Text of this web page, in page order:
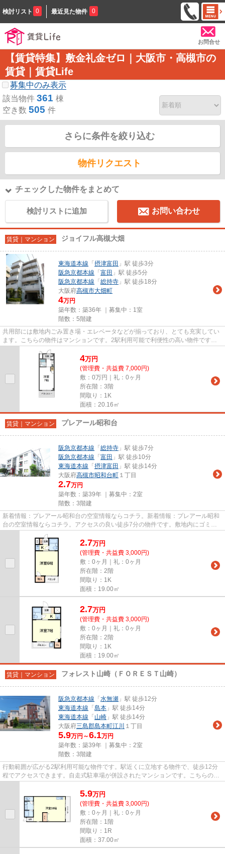
検討リスト 0 最近見た物件 0
お問合せ
【賃貸特集】敷金礼金ゼロ｜大阪市・高槻市の
賃貸｜賃貸Life
募集中のみ表示
該当物件 361 棟
空き数 505 件
さらに条件を絞り込む
物件リクエスト
チェックした物件をまとめて
検討リストに追加 お問い合わせ
賃貸｜マンション ジョイフル高槻大畑
東海道本線 「 摂津富田 」駅 徒歩3分
阪急京都本線 「 富田 」駅 徒歩5分
阪急京都本線 「 総持寺 」駅 徒歩18分
大阪府高槻市大畑町
4万円
築年数：築36年 ｜募集中： 1室
階数：5階建
共用部には敷地内ごみ置き場・エレベータなどが揃っており、とても充実してい
ます。こちらの物件はマンションです。2駅利用可能で利便性の高い物件です。
こちらの物件には自走式駐車場...
4万円
(管理費・共益費 7,000円)
敷：0万円｜礼：0ヶ月
所在階：3階
間取り：1K
面積：20.16㎡
賃貸｜マンション プレアール昭和台
阪急京都本線 「 総持寺 」駅 徒歩7分
阪急京都本線 「 富田 」駅 徒歩10分
東海道本線 「 摂津富田 」駅 徒歩14分
大阪府高槻市昭和台町 １丁目
2.7万円
築年数：築39年 ｜募集中： 2室
階数：3階建
新着情報：プレアール昭和台の空室情報ならコチラ。新着情報：プレアール昭和
台の空室情報ならコチラ。アクセスの良い徒歩7分の物件です。敷地内にゴミ置
き場を備えているので敷地外に...
2.7万円
(管理費・共益費 3,000円)
敷：0ヶ月｜礼：0ヶ月
所在階：2階
間取り：1K
面積：19.00㎡
2.7万円
(管理費・共益費 3,000円)
敷：0ヶ月｜礼：0ヶ月
所在階：2階
間取り：1K
面積：19.00㎡
賃貸｜マンション フォレスト山崎（ＦＯＲＥＳＴ山崎）
阪急京都本線 「 水無瀬 」駅 徒歩12分
東海道本線 「 島本 」駅 徒歩14分
東海道本線 「 山崎 」駅 徒歩14分
大阪府三島郡島本町江川 １丁目
5.9万円～6.1万円
築年数：築39年 ｜募集中： 2室
階数：3階建
行動範囲が広がる2駅利用可能な物件です。駅近くに立地する物件で、徒歩12分
程でアクセスできます。自走式駐車場が併設されたマンションです。こちらの物
5.9万円
(管理費・共益費 3,000円)
敷：0ヶ月｜礼：0ヶ月
所在階：1階
間取り：1R
面積：37.00㎡